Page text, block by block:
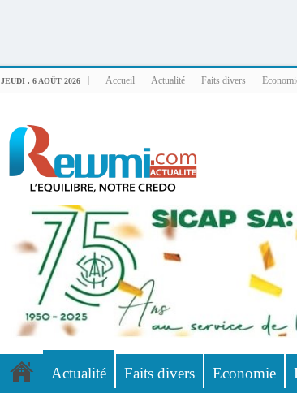
JEUDI , 6 AOÛT 2026 Accueil Actualité Faits divers
Actualité Faits divers Economie